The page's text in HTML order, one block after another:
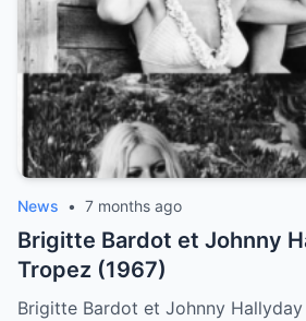
News • 7 months ago
Brigitte Bardot et Johnny
Tropez (1967)
Brigitte Bardot et Johnny